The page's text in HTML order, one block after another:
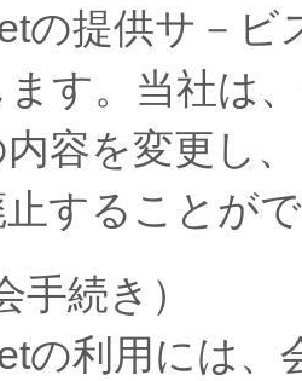
の提供サ－ビ
す。当社は
容を変更し、
することが
手続き）
の利用には、